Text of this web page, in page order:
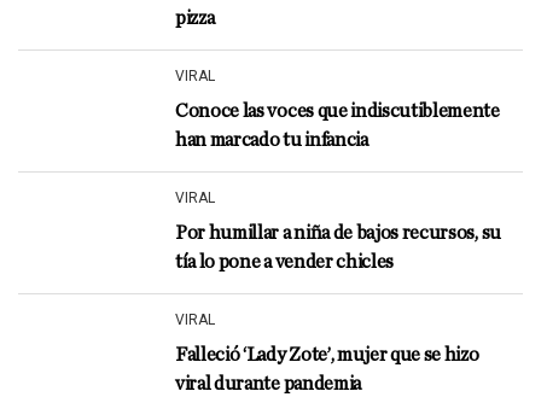
pizza
VIRAL
Conoce las voces que indiscutiblemente
han marcado tu infancia
VIRAL
Por humillar a niña de bajos recursos, su
tía lo pone a vender chicles
VIRAL
Falleció ‘Lady Zote’, mujer que se hizo
viral durante pandemia